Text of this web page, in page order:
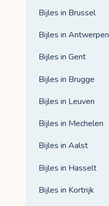
Bijles in Brussel
Bijles in Antwerpen
Bijles in Gent
Bijles in Brugge
Bijles in Leuven
Bijles in Mechelen
Bijles in Aalst
Bijles in Hasselt
Bijles in Kortrijk